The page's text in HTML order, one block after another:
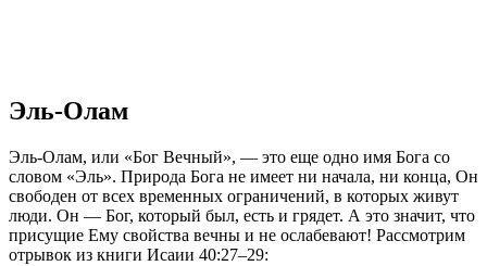
Эль-Олам
Эль-Олам, или «Бог Вечный», — это еще одно имя Бога со
словом «Эль». Природа Бога не имеет ни начала, ни конца, Он
свободен от всех временных ограничений, в которых живут
люди. Он — Бог, который был, есть и грядет. А это значит, что
присущие Ему свойства вечны и не ослабевают! Рассмотрим
отрывок из книги Исаии 40:27–29: